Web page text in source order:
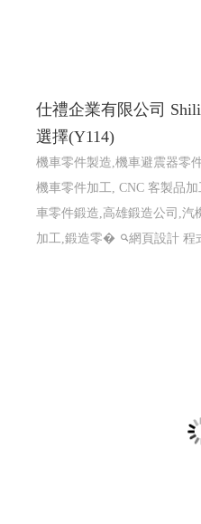
仕禮企業有限公司
選擇(Y114)
機車零件製造,機車避震器零
機車零件加工, CNC 客製品
車零件鍛造,高雄鍛造公司,汽
加工,鍛造零�
網頁設計